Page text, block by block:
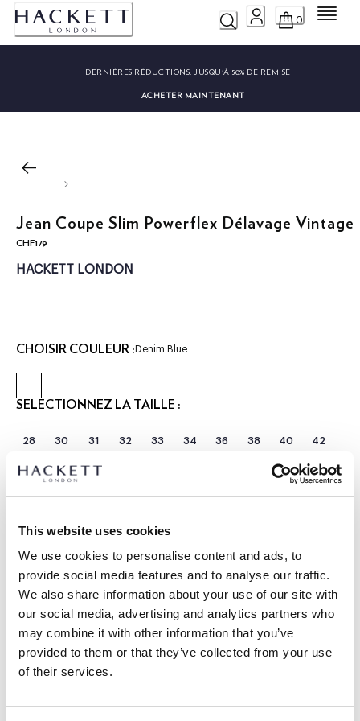
This website uses cookies
We use cookies to personalise content and ads, to
provide social media features and to analyse our traffic.
We also share information about your use of our site with
our social media, advertising and analytics partners who
may combine it with other information that you’ve
provided to them or that they’ve collected from your use
of their services.
0 Menu
DERNIÈRES RÉDUCTIONS: JUSQU'À 50% DE REMISE
ACHETER MAINTENANT
Jean Coupe Slim Powerflex Délavage Vintage
CHF179
current price CHF179
HACKETT LONDON
CHOISIR COULEUR : Denim Blue
SÉLECTIONNEZ LA TAILLE :
28 30 31 32 33 34 36 38 40 42
COURT RÉGULIER LONGUE
|
Taille du mannequin:1.89 m
GUIDE DES TAILLES
DÉTAILS DU PRODUIT
DESCRIPTION
HM212708
- Jean Newburg coupe slim
LIVRAISON ET RETOURS
Livraison et retours gratuits